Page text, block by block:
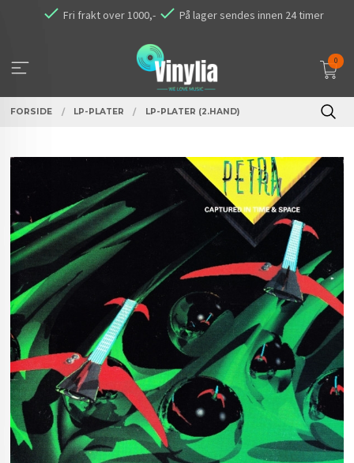
Fri frakt over 1000,- På lager sendes innen 24 timer
0
FORSIDE LP-PLATER LP-PLATER (2.HAND)